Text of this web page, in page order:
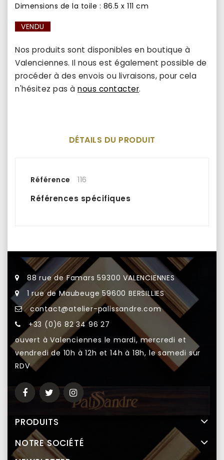
Dimensions de la toile : 86.5 x 111 cm
VENDU
Nos produits sont disponibles en boutique à
Valenciennes. Il nous est également possible de
procéder à des envois ou livraisons, pour cela
n'hésitez pas à nous contacter.
DÉTAILS DU PRODUIT
Référence 116
Références spécifiques
88 rue de Famars 59300 VALENCIENNES
1 rue de Maubeuge 59600 BERSILLIES
contact@atelier-palissandre.com
+33 (0)6 82 34 96 27
ouvert à Valenciennes le mardi, mercredi et
vendredi de 10h à 12h et 14h à 18h, le samedi sur
RDV
PRODUITS
NOTRE SOCIÉTÉ